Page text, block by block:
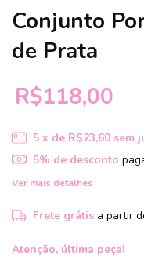
Conjunto
de Prata
R$118,00
5 x de R$23,60 sem
5% de desconto
Ver mais detalhes
Frete grátis a partir
Atenção, última peça!